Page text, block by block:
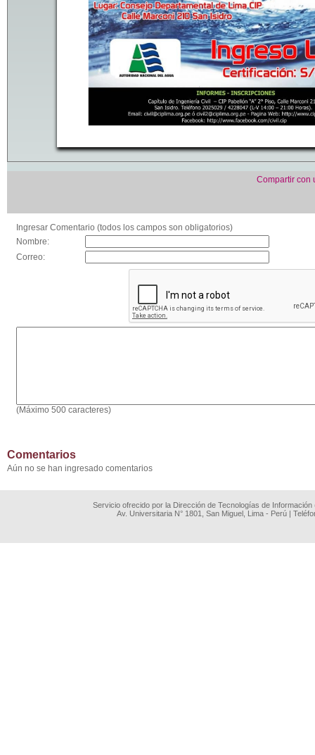
Compartir con
Ingresar Comentario (todos los campos son obligatorios)
Nombre:
Correo:
(Máximo 500 caracteres)
Comentarios
Aún no se han ingresado comentarios
Servicio ofrecido por la Dirección de Tecnologías de
Av. Universitaria N° 1801, San Miguel, Lima - Perú |